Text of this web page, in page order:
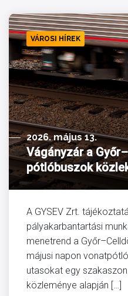
VÁROSI HÍREK
2026. május 13.
Vágányzár a
pótlóbuszok
A GYSEV Zrt.
pályakarbantartási
menetrend a
májusi napon
utasokat egy
közleménye alapján […]